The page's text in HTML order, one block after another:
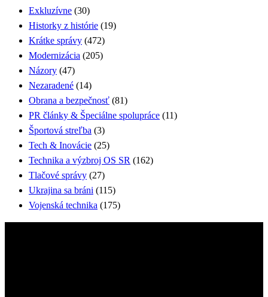
Exkluzívne (30)
Historky z histórie (19)
Krátke správy (472)
Modernizácia (205)
Názory (47)
Nezaradené (14)
Obrana a bezpečnosť (81)
PR články & Špeciálne spolupráce (11)
Športová streľba (3)
Tech & Inovácie (25)
Technika a výzbroj OS SR (162)
Tlačové správy (27)
Ukrajina sa bráni (115)
Vojenská technika (175)